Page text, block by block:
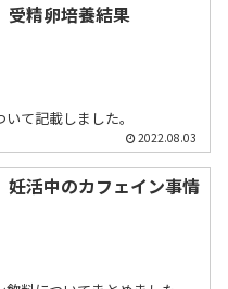
受精卵培養結果
て記載しました。
2022.08.03
妊活中のカフェイン事情